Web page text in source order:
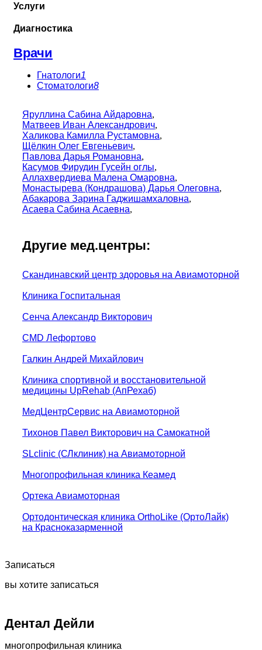
Услуги
Диагностика
Врачи
Гнатологи1
Стоматологи8
Яруллина Сабина Айдаровна,
Матвеев Иван Александрович,
Халикова Камилла Рустамовна,
Щёлкин Олег Евгеньевич,
Павлова Дарья Романовна,
Касумов Фирудин Гусейн оглы,
Аллахвердиева Малена Омаровна,
Монастырева (Кондрашова) Дарья Олеговна,
Абакарова Зарина Гаджишамхаловна,
Асаева Сабина Асаевна,
Другие мед.центры:
Скандинавский центр здоровья на Авиамоторной
Клиника Госпитальная
Сенча Александр Викторович
CMD Лефортово
Галкин Андрей Михайлович
Клиника спортивной и восстановительной
медицины UpRehab (АпРехаб)
МедЦентрСервис на Авиамоторной
Тихонов Павел Викторович на Самокатной
SLclinic (СЛклиник) на Авиамоторной
Многопрофильная клиника Кеамед
Ортека Авиамоторная
Ортодонтическая клиника OrthoLike (ОртоЛайк)
на Красноказарменной
Записаться
вы хотите записаться
Дентал Дейли
многопрофильная клиника